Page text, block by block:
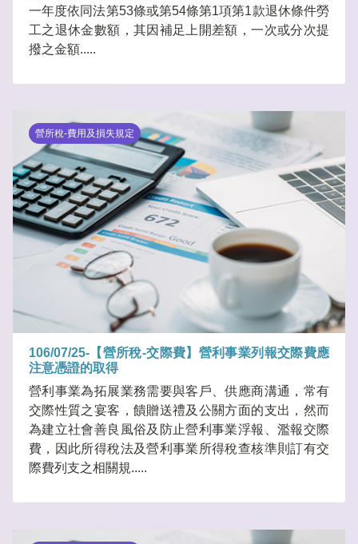
一年度依同法第53條或第54條第1項第1款退休條件勞
工之退休金數額，其因補足上開差額，一次或分次提
撥之金額.....
營所稅-費用及損失規定
106/07/25-【營所稅-交際費】營利事業列報交際費應
注意憑證的取得
營利事業為拓展業務需要與客戶、供應商溝通，常有
交際性質之宴客，饋贈送禮及公關方面的支出，然而
為建立社會善良風俗及防止營利事業浮報、濫報交際
費，因此所得稅法及營利事業所得稅查核準則訂有交
際費列支之相關規.....